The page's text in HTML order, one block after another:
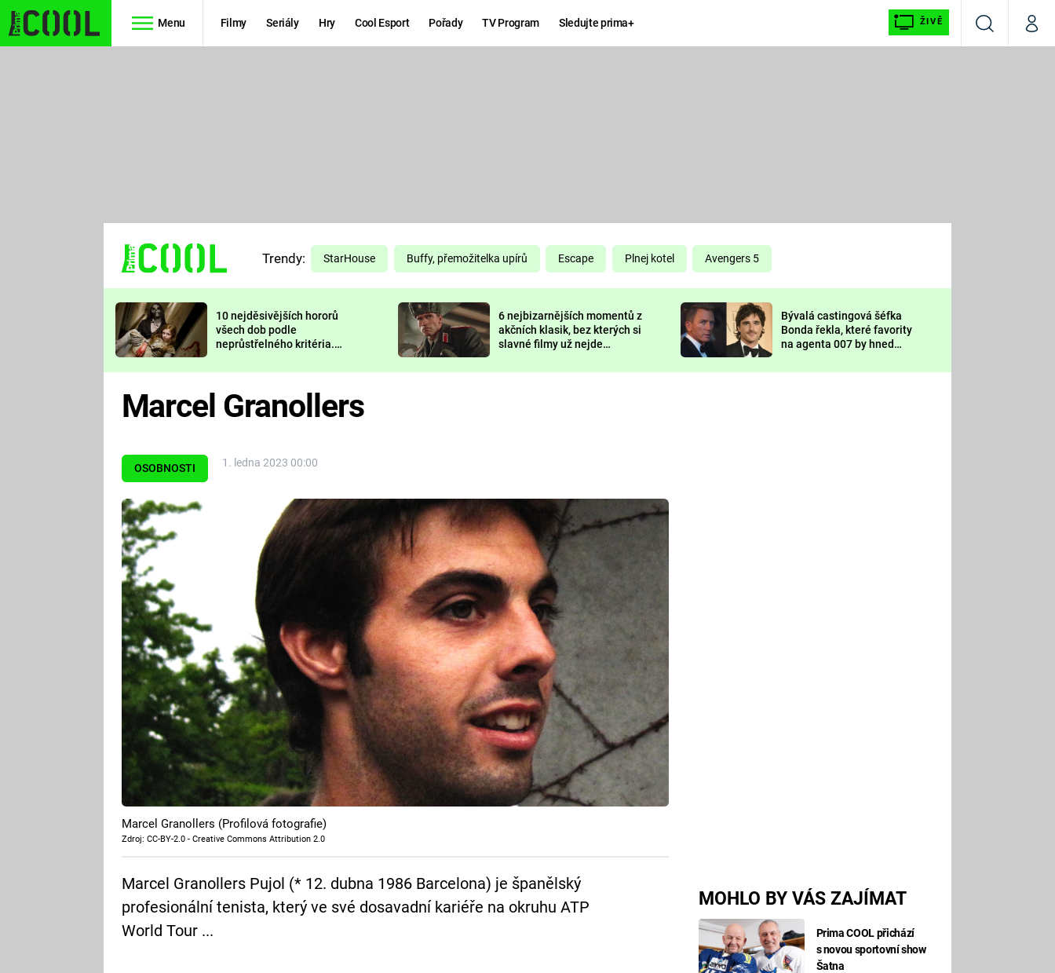
Menu Filmy Seriály Hry Cool Esport Pořady TV Program Sledujte prima+ ŽIVĚ
VyhledáváníMůj
TŘESKU
FUTURAMA
PREDÁTOR
DELIVERANCE
KOMEDIE
CHUCK
NORRIS
DEADPOOL
Prima LAJK
Sledujte nás
Trendy: StarHouse Buffy, přemožitelka upírů Escape Plnej kotel Avengers 5
10 nejděsivějších hororů
všech dob podle
neprůstřelného kritéria.
nejvíc zvednou tep?
6 nejbizarnějších momentů z
akčních klasik, bez kterých si
slavné filmy už nejde
Bývalá castingová šéfka
Bonda řekla, které favority
na agenta 007 by hned
OSOBNOSTI 1. ledna 2023 00:00
MOHLO BY VÁS ZAJÍMAT
Prima COOL přichází
s novou sportovní show
Šatna
Marcel Granollers
Marcel Granollers (Profilová fotografie)
Zdroj: CC-BY-2.0 - Creative Commons Attribution 2.0
Marcel Granollers Pujol (* 12. dubna 1986 Barcelona) je španělský
profesionální tenista, který ve své dosavadní kariéře na okruhu ATP
World Tour ...